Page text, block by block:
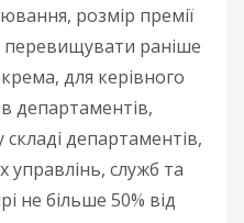
розмір премії
раніше
для керівного
департаментів,
департаментів,
управлінь, служб та
не більше 50% від